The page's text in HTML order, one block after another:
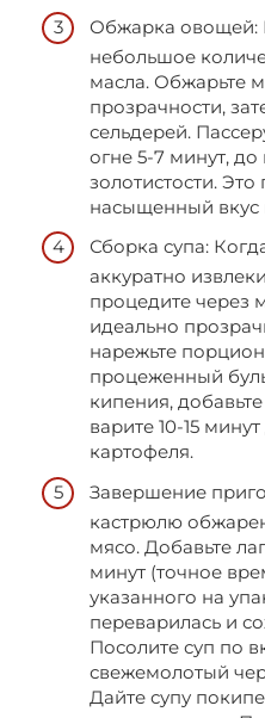
Обжарка овощей:
небольшое
масла. Обжарьте
прозрачности,
сельдерей.
огне 5-7 минут, до
золотистости. Это
насыщенный вкус
Сборка супа:
аккуратно
процедите через
идеально
нарежьте
процеженный
кипения,
варите 10-15
картофеля.
Завершение
кастрюлю
мясо. Добавьте
минут (точное
указанного на
переварилась и
Посолите суп по
свежемолотый
Дайте супу